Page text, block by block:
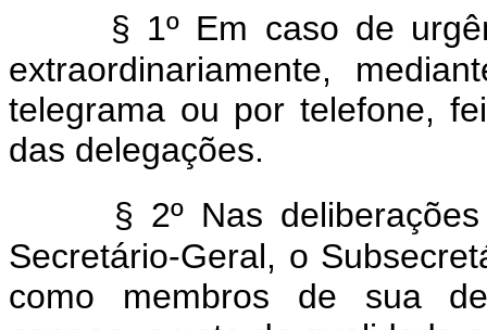
§ 1º Em caso de
extraordinariamente,
telegrama ou por telefone,
das delegações.
§ 2º Nas
Secretário-Geral, o
como membros de sua